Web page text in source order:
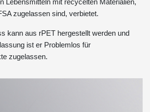
Lebensmitteln mit recycelten Materialien,
zugelassen sind, verbietet.
kann aus rPET hergestellt werden und
ist er Problemlos für
zugelassen.